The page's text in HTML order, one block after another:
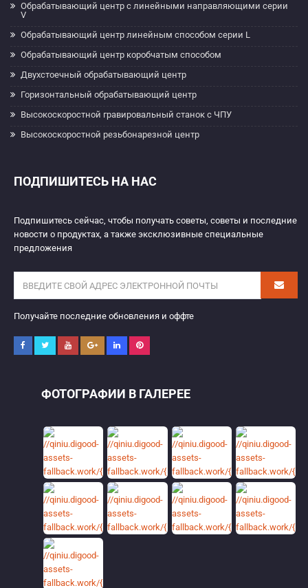
Обрабатывающий центр с линейными направляющими серии
V
Обрабатывающий центр линейным способом серии L
Обрабатывающий центр коробчатым способом
Двухстоечный обрабатывающий центр
Горизонтальный обрабатывающий центр
Высокоскоростной гравировальный станок с ЧПУ
Высокоскоростной резьбонарезной центр
ПОДПИШИТЕСЬ НА НАС
Подпишитесь сейчас, чтобы получать советы, советы и последние
новости о продуктах, а также эксклюзивные специальные
предложения
Получайте последние обновления и оффте
ФОТОГРАФИИ В ГАЛЕРЕЕ